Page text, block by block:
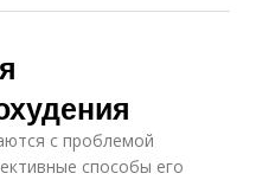
с проблемой
способы его